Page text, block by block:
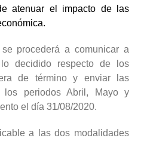
atenuar el impacto de las
procederá a comunicar a
decidido respecto de los
de término y enviar las
los periodos Abril, Mayo y
el día 31/08/2020.
a las dos modalidades